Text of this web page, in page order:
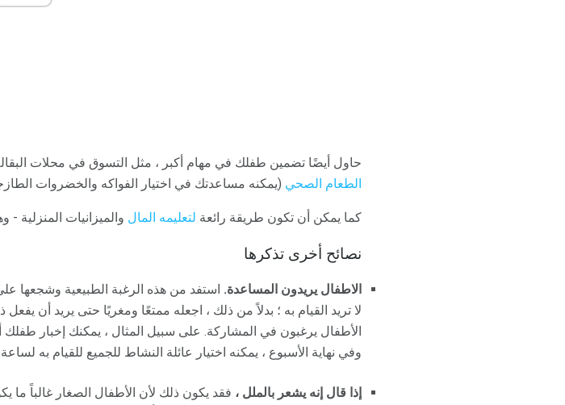
حاول أيضًا تضمين طفلك في مهام أكبر ، مثل التسوق في محلات
الطعام الصحي (يمكنه مساعدتك في اختيار الفواكه والخضروات
كما يمكن أن تكون طريقة رائعة لتعليمه المال والميزانيات
نصائح أخرى تذكرها
الاطفال يريدون المساعدة. استفد من هذه الرغبة الطبيعية وشجعها
لا تريد القيام به ؛ بدلاً من ذلك ، اجعله ممتعًا ومغريًا حتى يريد أن
الأطفال يرغبون في المشاركة. على سبيل المثال ، يمكنك إخبار
وفي نهاية الأسبوع ، يمكنه اختيار عائلة النشاط للجميع للقيام به
إذا قال إنه يشعر بالملل ، فقد يكون ذلك لأن الأطفال الصغار غالباً